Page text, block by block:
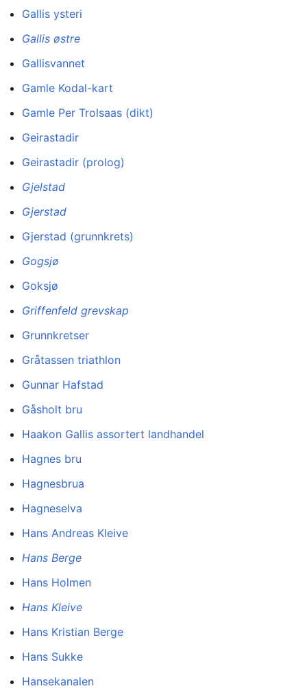
Gallis ysteri
Gallis østre
Gallisvannet
Gamle Kodal-kart
Gamle Per Trolsaas (dikt)
Geirastadir
Geirastadir (prolog)
Gjelstad
Gjerstad
Gjerstad (grunnkrets)
Gogsjø
Goksjø
Griffenfeld grevskap
Grunnkretser
Gråtassen triathlon
Gunnar Hafstad
Gåsholt bru
Haakon Gallis assortert landhandel
Hagnes bru
Hagnesbrua
Hagneselva
Hans Andreas Kleive
Hans Berge
Hans Holmen
Hans Kleive
Hans Kristian Berge
Hans Sukke
Hansekanalen